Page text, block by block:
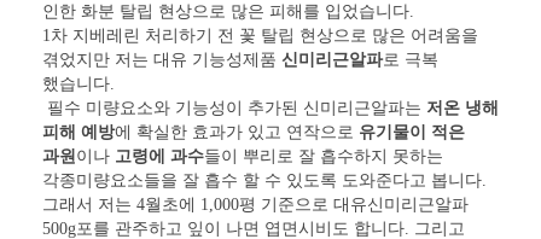
인한 화분 탈립 현상으로 많은 피해를 입었습니다.
1차 지베레린 처리하기 전 꽃 탈립 현상으로 많은 어려움을
겪었지만 저는 대유 기능성제품 신미리근알파로 극복
했습니다.
필수 미량요소와 기능성이 추가된 신미리근알파는 저온 냉해
피해 예방에 확실한 효과가 있고 연작으로 유기물이 적은
과원 이나 고령에 과수들이 뿌리로 잘 흡수하지 못하는
각종미량요소들을 잘 흡수 할 수 있도록 도와준다고 봅니다.
그래서 저는 4월초에 1,000평 기준으로 대유신미리근알파
500g포를 관주하고 잎이 나면 엽면시비도 합니다. 그리고